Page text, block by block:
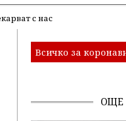
с нас
Всичко за
ОЩЕ